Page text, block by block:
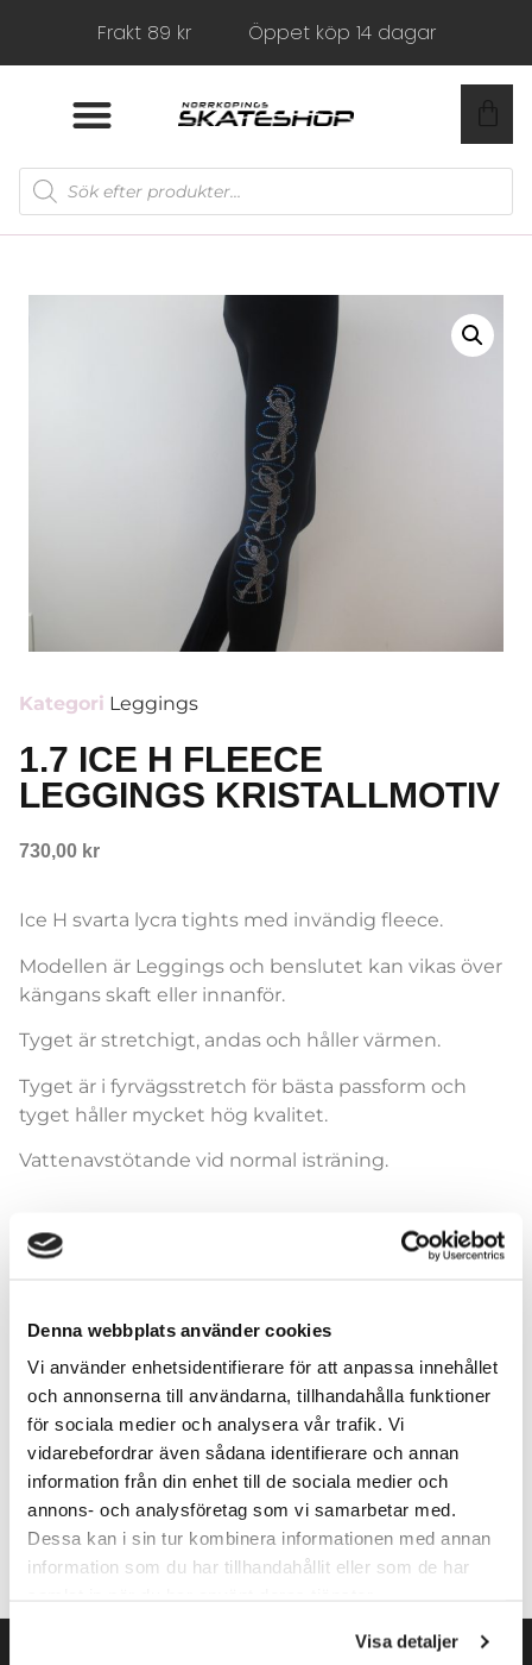
Denna webbplats använder cookies
Vi använder enhetsidentifierare för att anpassa innehållet
och annonserna till användarna, tillhandahålla funktioner
för sociala medier och analysera vår trafik. Vi
vidarebefordrar även sådana identifierare och annan
information från din enhet till de sociala medier och
annons- och analysföretag som vi samarbetar med.
Dessa kan i sin tur kombinera informationen med annan
information som du har tillhandahållit eller som de har
Visa detaljer
Frakt 89 kr Öppet köp 14 dagar
Kategori Leggings
1.7 ICE H FLEECE
LEGGINGS KRISTALLMOTIV
730,00 kr
Ice H svarta lycra tights med invändig fleece.
Modellen är Leggings och benslutet kan vikas över
kängans skaft eller innanför.
Tyget är stretchigt, andas och håller värmen.
Tyget är i fyrvägsstretch för bästa passform och
tyget håller mycket hög kvalitet.
Vattenavstötande vid normal isträning.
Lägg till i varukorg